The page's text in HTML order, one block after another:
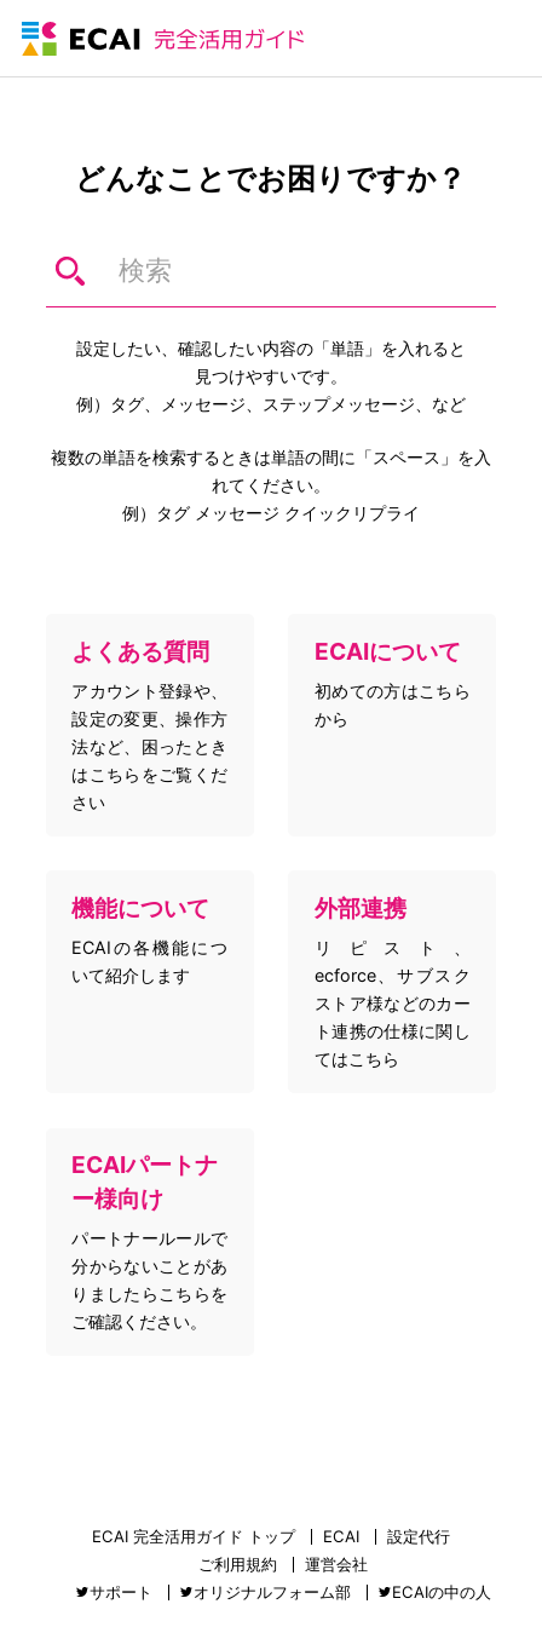
どんなことでお困りですか？
設定したい、確認したい内容の「単語」を入れると
見つけやすいです。
例）タグ、メッセージ、ステップメッセージ、など
複数の単語を検索するときは単語の間に「スペース」を入
れてください。
例）タグ メッセージ クイックリプライ
よくある質問
アカウント登録や、
設定の変更、操作方
法など、困ったとき
はこちらをご覧くだ
さい
ECAIについて
初めての方はこちら
から
機能について
ECAIの各機能につ
いて紹介します
外部連携
リピスト、
ecforce、サブスク
ストア様などのカー
ト連携の仕様に関し
てはこちら
ECAIパートナ
ー様向け
パートナールールで
分からないことがあ
りましたらこちらを
ご確認ください。
ECAI 完全活用ガイド トップ ECAI
設定代行
ご利用規約
運営会社
サポート
オリジナルフォーム部 ECAIの中の人